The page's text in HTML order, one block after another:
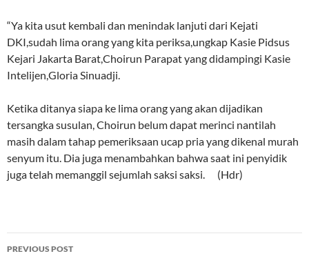
“Ya kita usut kembali dan menindak lanjuti dari Kejati
DKI,sudah lima orang yang kita periksa,ungkap Kasie Pidsus
Kejari Jakarta Barat,Choirun Parapat yang didampingi Kasie
Intelijen,Gloria Sinuadji.
Ketika ditanya siapa ke lima orang yang akan dijadikan
tersangka susulan, Choirun belum dapat merinci nantilah
masih dalam tahap pemeriksaan ucap pria yang dikenal murah
senyum itu. Dia juga menambahkan bahwa saat ini penyidik
juga telah memanggil sejumlah saksi saksi. (Hdr)
Post
PREVIOUS POST